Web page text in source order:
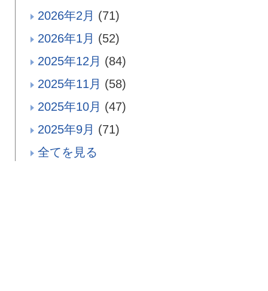
2026年2月 (71)
2026年1月 (52)
2025年12月 (84)
2025年11月 (58)
2025年10月 (47)
2025年9月 (71)
全てを見る